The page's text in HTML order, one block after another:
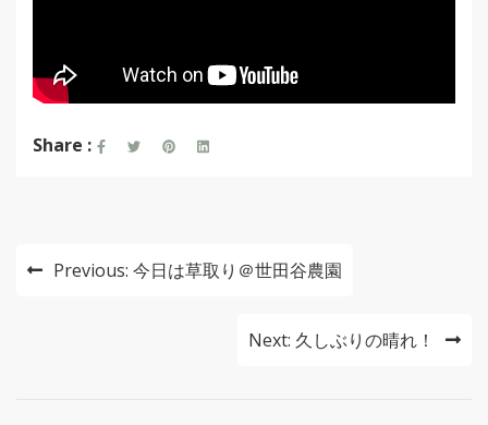
Share :
投 Previous: 今日は草取り＠世田谷農園
Next: 久しぶりの晴れ！